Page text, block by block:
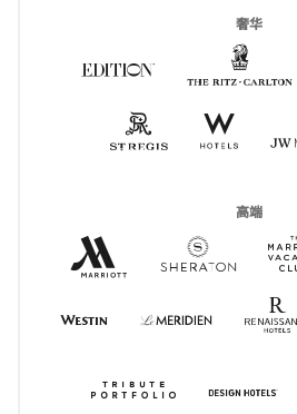
奢华
Edition
打开新窗口
St Regis
打开新窗口 W
打开
高端
Marriott Hotels
打开新窗口 打开
Westin
打开新窗口 Le
打开新窗
Tribute
打开新窗口